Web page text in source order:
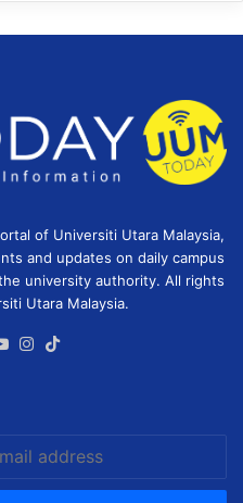
of Universiti Utara Malaysia,
and updates on daily campus
university authority. All rights
Utara Malaysia.
YouTubeInstagram